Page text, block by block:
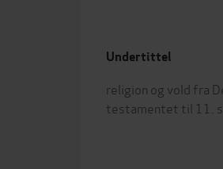
Undertittel
religion og vold fra
testamentet til 11.